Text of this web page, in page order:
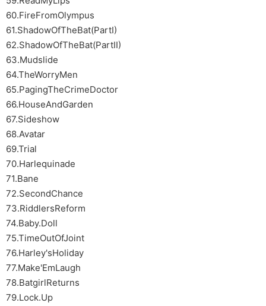
60.FireFromOlympus
61.ShadowOfTheBat(PartI)
62.ShadowOfTheBat(PartII)
63.Mudslide
64.TheWorryMen
65.PagingTheCrimeDoctor
66.HouseAndGarden
67.Sideshow
68.Avatar
69.Trial
70.Harlequinade
71.Bane
72.SecondChance
73.RiddlersReform
74.Baby.Doll
75.TimeOutOfJoint
76.Harley'sHoliday
77.Make'EmLaugh
78.BatgirlReturns
79.Lock.Up